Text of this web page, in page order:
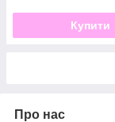
Купити
Про нас